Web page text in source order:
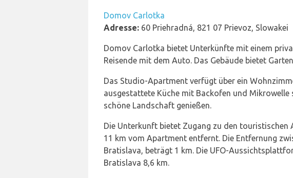
Domov Carlotka
Adresse: 60 Priehradná, 821 07 Prievoz, Slowakei
Domov Carlotka bietet Unterkünfte mit einem
Reisende mit dem Auto. Das Gebäude bietet
Das Studio-Apartment verfügt über ein
ausgestattete Küche mit Backofen und Mikrowelle
schöne Landschaft genießen.
Die Unterkunft bietet Zugang zu den
11 km vom Apartment entfernt. Die Entfernung
Bratislava, beträgt 1 km. Die UFO-
Bratislava 8,6 km.